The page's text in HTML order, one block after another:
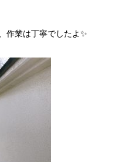
作業は丁寧でしたよ✨